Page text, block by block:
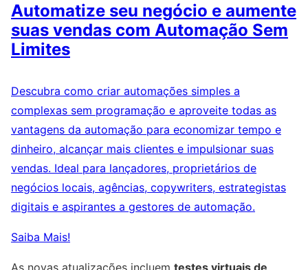
Automatize seu negócio e aumente
suas vendas com Automação Sem
Limites
Descubra como criar automações simples a
complexas sem programação e aproveite todas as
vantagens da automação para economizar tempo e
dinheiro, alcançar mais clientes e impulsionar suas
vendas. Ideal para lançadores, proprietários de
negócios locais, agências, copywriters, estrategistas
digitais e aspirantes a gestores de automação.
Saiba Mais!
As novas atualizações incluem testes virtuais de